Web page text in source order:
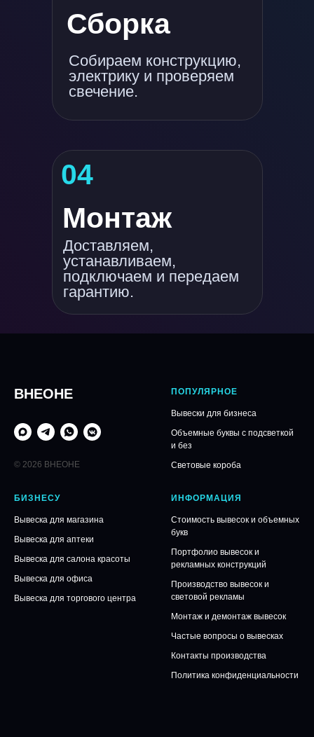
04
Сборка
Монтаж
Собираем конструкцию,
электрику и проверяем
свечение.
Доставляем,
устанавливаем,
подключаем и передаем
гарантию.
ВНЕОНЕ
© 2026 ВНЕОНЕ
ПОПУЛЯРНОЕ
Вывески для бизнеса
Объемные буквы с подсветкой
и без
Световые короба
БИЗНЕСУ
Вывеска для магазина
Вывеска для аптеки
Вывеска для салона красоты
Вывеска для офиса
Вывеска для торгового центра
ИНФОРМАЦИЯ
Стоимость вывесок и объемных
букв
Портфолио вывесок и
рекламных конструкций
Производство вывесок и
световой рекламы
Монтаж и демонтаж вывесок
Частые вопросы о вывесках
Контакты производства
Политика конфиденциальности